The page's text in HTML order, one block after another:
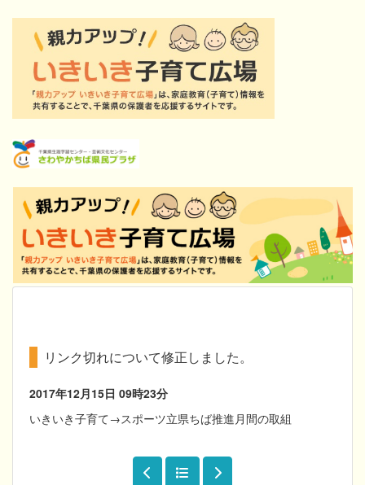
リンク切れについて修正しました。
2017年12月15日 09時23分
いきいき子育て→スポーツ立県ちば推進月間の取組